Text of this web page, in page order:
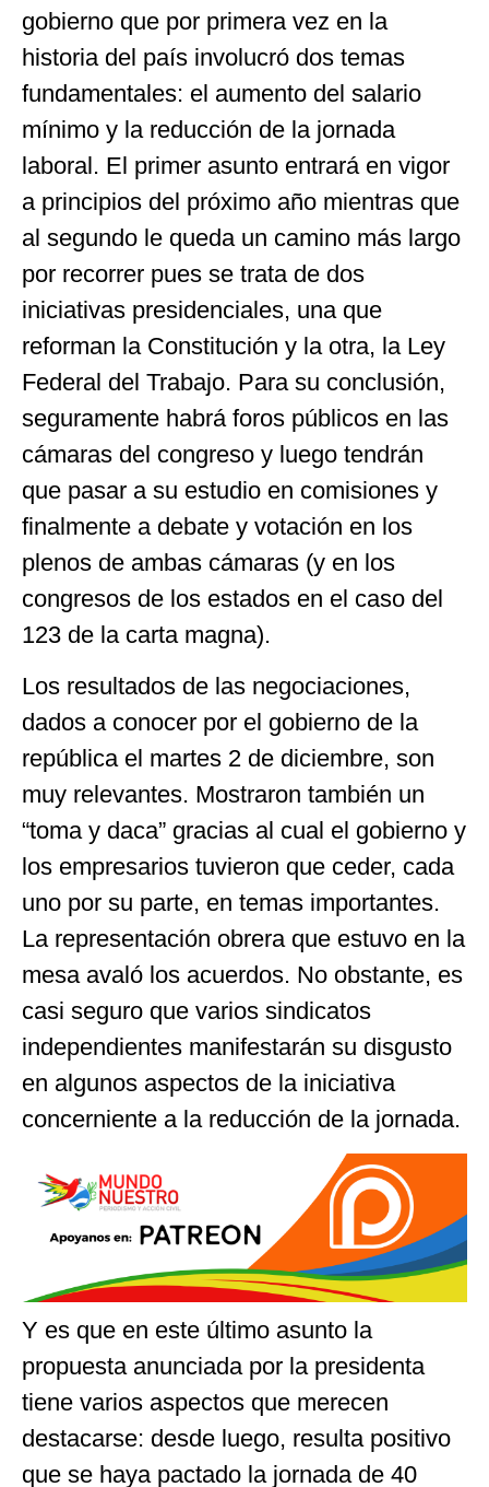
gobierno que por primera vez en la
historia del país involucró dos temas
fundamentales: el aumento del salario
mínimo y la reducción de la jornada
laboral. El primer asunto entrará en vigor
a principios del próximo año mientras que
al segundo le queda un camino más largo
por recorrer pues se trata de dos
iniciativas presidenciales, una que
reforman la Constitución y la otra, la Ley
Federal del Trabajo. Para su conclusión,
seguramente habrá foros públicos en las
cámaras del congreso y luego tendrán
que pasar a su estudio en comisiones y
finalmente a debate y votación en los
plenos de ambas cámaras (y en los
congresos de los estados en el caso del
123 de la carta magna).
Los resultados de las negociaciones,
dados a conocer por el gobierno de la
república el martes 2 de diciembre, son
muy relevantes. Mostraron también un
“toma y daca” gracias al cual el gobierno y
los empresarios tuvieron que ceder, cada
uno por su parte, en temas importantes.
La representación obrera que estuvo en la
mesa avaló los acuerdos. No obstante, es
casi seguro que varios sindicatos
independientes manifestarán su disgusto
en algunos aspectos de la iniciativa
concerniente a la reducción de la jornada.
Y es que en este último asunto la
propuesta anunciada por la presidenta
tiene varios aspectos que merecen
destacarse: desde luego, resulta positivo
que se haya pactado la jornada de 40